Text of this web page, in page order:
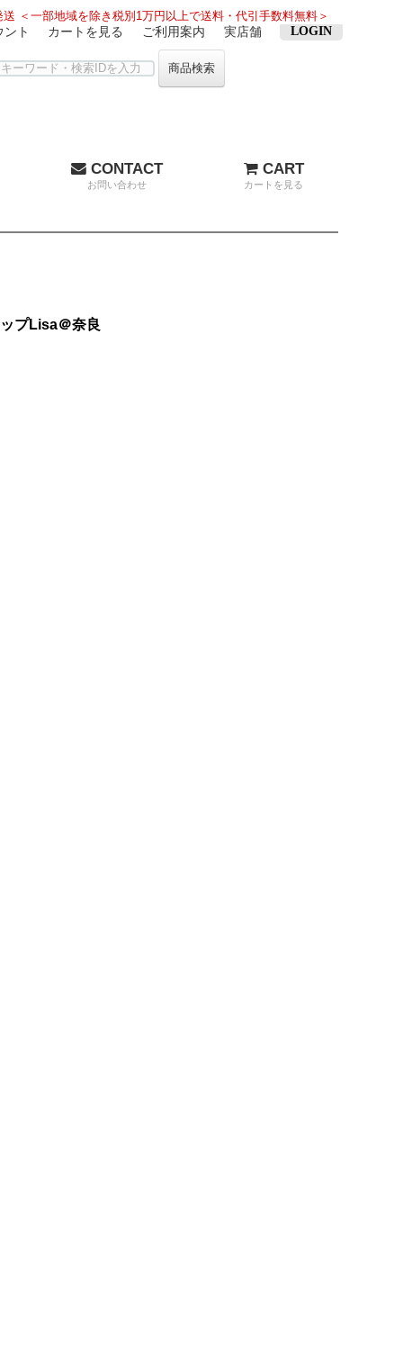
＜一部地域を除き税別1万円以上で送料・代引手数料無料＞
ト カートを見る ご利用案内 実店舗 LOGIN
商品検索
CONTACT
お問い合わせ
CART
カートを見る
プLisa＠奈良